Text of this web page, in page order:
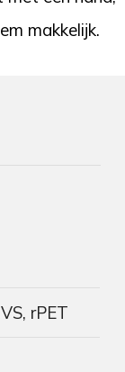
makkelijk.
rPET